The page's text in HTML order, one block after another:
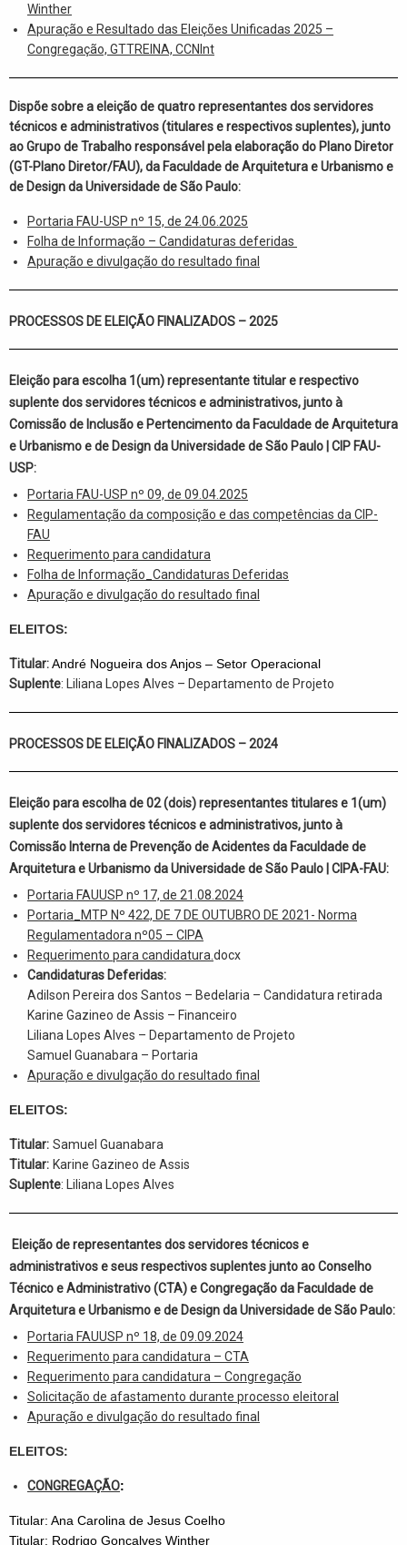
Winther
Apuração e Resultado das Eleições Unificadas 2025 –
Congregação, GTTREINA, CCNInt
Dispõe sobre a eleição de quatro representantes dos servidores
técnicos e administrativos (titulares e respectivos suplentes), junto
ao Grupo de Trabalho responsável pela elaboração do Plano Diretor
(GT-Plano Diretor/FAU), da Faculdade de Arquitetura e Urbanismo e
de Design da Universidade de São Paulo:
Portaria FAU-USP nº 15, de 24.06.2025
Folha de Informação – Candidaturas deferidas
Apuração e divulgação do resultado final
PROCESSOS DE ELEIÇÃO FINALIZADOS – 2025
Eleição para escolha 1(um) representante titular e respectivo
suplente dos servidores técnicos e administrativos, junto à
Comissão de Inclusão e Pertencimentoda Faculdade de Arquitetura
e Urbanismo e de Design da Universidade de São Paulo | CIP FAU-
USP:
Portaria FAU-USP nº 09, de 09.04.2025
Regulamentação da composição e das competências da CIP-
FAU
Requerimento para candidatura
Folha de Informação_Candidaturas Deferidas
Apuração e divulgação do resultado final
ELEITOS:
Titular:André Nogueira dos Anjos – Setor Operacional
Suplente: Liliana Lopes Alves – Departamento de Projeto
PROCESSOS DE ELEIÇÃO FINALIZADOS – 2024
Eleição para escolha de 02 (dois) representantes titulares e 1(um)
suplente dos servidores técnicos e administrativos, junto à
Comissão Interna de Prevenção de Acidentes da Faculdade de
Arquitetura e Urbanismo da Universidade de São Paulo | CIPA-FAU:
Portaria FAUUSP nº 17, de 21.08.2024
Portaria_MTP Nº 422, DE 7 DE OUTUBRO DE 2021- Norma
Regulamentadora nº05 – CIPA
Requerimento para candidatura. docx
Candidaturas Deferidas:
Adilson Pereira dos Santos – Bedelaria – Candidatura retirada
Karine Gazineo de Assis – Financeiro
Liliana Lopes Alves – Departamento de Projeto
Samuel Guanabara – Portaria
Apuração e divulgação do resultado final
ELEITOS:
Titular: Samuel Guanabara
Titular: Karine Gazineo de Assis
Suplente: Liliana Lopes Alves
Eleição de representantes dos servidores técnicos e
administrativos e seus respectivos suplentes junto ao Conselho
Técnico e Administrativo (CTA) e Congregação da Faculdade de
Arquitetura e Urbanismo e de Design da Universidade de São Paulo:
Portaria FAUUSP nº 18, de 09.09.2024
Requerimento para candidatura – CTA
Requerimento para candidatura – Congregação
Solicitação de afastamento durante processo eleitoral
Apuração e divulgação do resultado final
ELEITOS:
CONGREGAÇÃO:
Titular: Ana Carolina de Jesus Coelho
Titular: Rodrigo Gonçalves Winther